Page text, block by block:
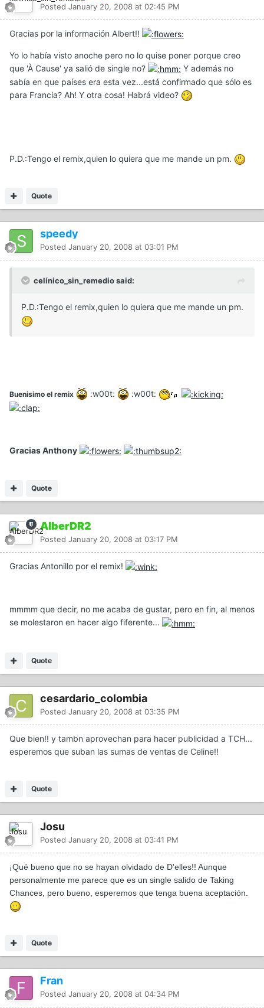
Posted January 20, 2008 at 02:45 PM
Gracias por la información Albert!!
Yo lo había visto anoche pero no lo quise poner porque creo
que 'À Cause' ya salió de single no?
Y además no
sabía en que países era esta vez...está confirmado que sólo es
para Francia? Ah! Y otra cosa! Habrá video?
P.D.:Tengo el remix,quien lo quiera que me mande un pm.
Quote
speedy
Posted January 20, 2008 at 03:01 PM
celínico_sin_remedio said:
P.D.:Tengo el remix,quien lo quiera que me mande un pm.
Buenisimo el remix :w00t: :w00t:
Gracias Anthony
Quote
AlberDR2
Posted January 20, 2008 at 03:17 PM
Gracias Antonillo por el remix!
mmmm que decir, no me acaba de gustar, pero en fin, al menos
se molestaron en hacer algo fiferente...
Quote
cesardario_colombia
Posted January 20, 2008 at 03:35 PM
Que bien!! y tambn aprovechan para hacer publicidad a TCH...
esperemos que suban las sumas de ventas de Celine!!
Quote
Josu
Posted January 20, 2008 at 03:41 PM
¡Qué bueno que no se hayan olvidado de D'elles!! Aunque
personalmente me parece que es un single salido de Taking
Chances, pero bueno, esperemos que tenga buena aceptación.
Quote
Fran
Posted January 20, 2008 at 04:34 PM